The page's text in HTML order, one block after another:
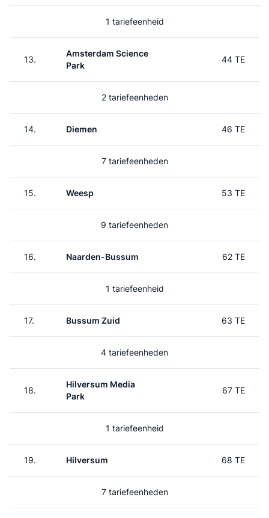
1 tariefeenheid
13.
Amsterdam Science
Park
44 TE
2 tariefeenheden
14. Diemen 46 TE
7 tariefeenheden
15. Weesp 53 TE
9 tariefeenheden
16. Naarden-Bussum 62 TE
1 tariefeenheid
17. Bussum Zuid 63 TE
4 tariefeenheden
18.
Hilversum Media
Park
67 TE
1 tariefeenheid
19. Hilversum 68 TE
7 tariefeenheden